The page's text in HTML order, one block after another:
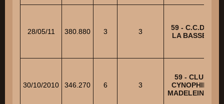
28/05/11 380.880 3 3
59 - C.C.D.P.
LA BASSEE
30/10/2010 346.270 6 3
59 - CLUB
CYNOPHILE
MADELEINOIS